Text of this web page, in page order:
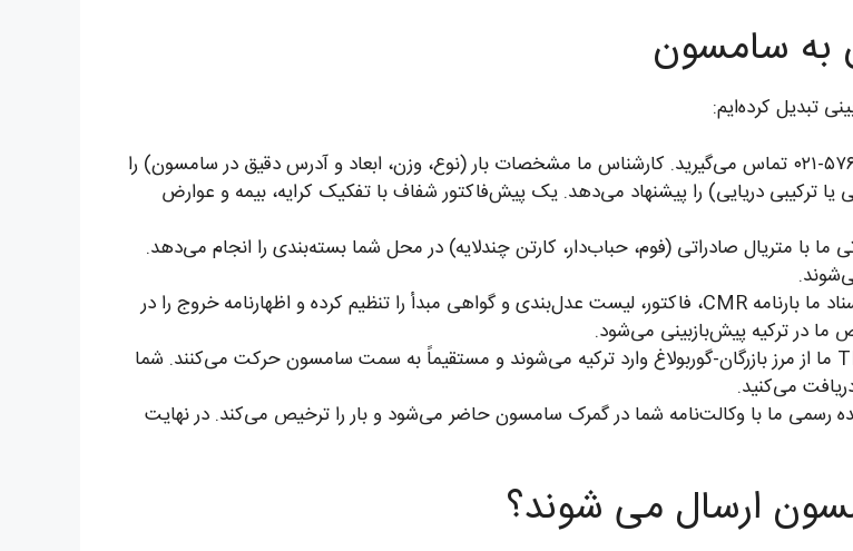
به سامسون
با ۵۷۶۶۹-۰۲۱ تماس می‌گیرید. کارشناس ما مشخصات بار (نوع، وزن، ابعاد و آدرس دقیق در سامسون) را
ترکیبی دریایی) را پیشنهاد می‌دهد. یک پیش‌فاکتور شفاف با تفکیک کرایه، بیمه و عوارض
ما با متریال صادراتی (فوم، حباب‌دار، کارتن چندلایه) در محل شما بسته‌بندی را انجام می‌دهد.
تیم اسناد ما بارنامه CMR، فاکتور، لیست عدل‌بندی و گواهی مبدأ را تنظیم کرده و اظهارنامه خروج را در
کامیون‌های TIR ما از مرز بازرگان-گوربولاغ وارد ترکیه می‌شوند و مستقیماً به سمت سامسون حرکت می‌کنند. شما
می‌کنید.
رسمی ما با وکالت‌نامه شما در گمرک سامسون حاضر می‌شود و بار را ترخیص می‌کند. در نهایت
ارسال می شوند؟